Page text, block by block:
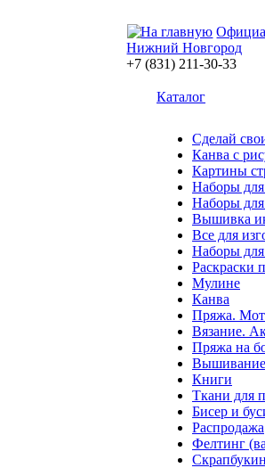
Нижний Новгород
+7 (831) 211-30-33
Каталог
Сделай
Канва с
Картины
Наборы
Наборы
Вышивка
Все для
Наборы для
Раскраски
Мулине
Канва
Пряжа.
Вязание.
Пряжа на
Книги
Ткани для
Бисер и
Распродажа
Фелтинг